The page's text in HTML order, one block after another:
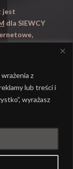
z
lub treści i
wyrażasz
jest
dla SIEWCY